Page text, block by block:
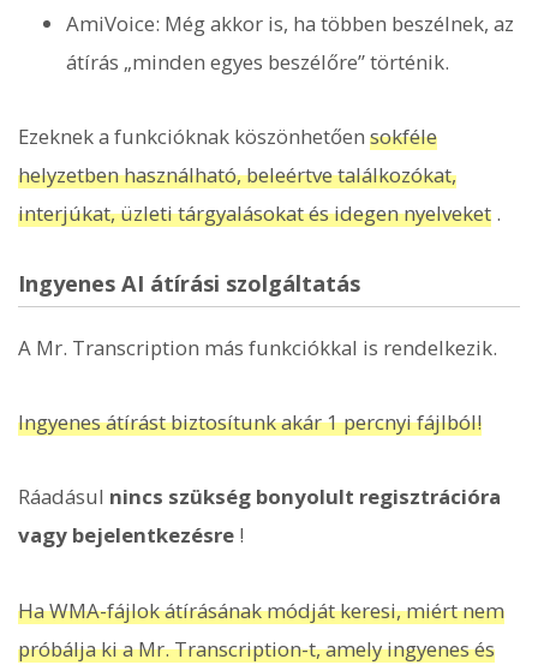
AmiVoice: Még akkor is, ha többen beszélnek, az
átírás „minden egyes beszélőre” történik.
Ezeknek a funkcióknak köszönhetően sokféle
helyzetben használható, beleértve találkozókat,
interjúkat, üzleti tárgyalásokat és idegen nyelveket .
Ingyenes AI átírási szolgáltatás
A Mr. Transcription más funkciókkal is rendelkezik.
Ingyenes átírást biztosítunk akár 1 percnyi fájlból!
Ráadásul nincs szükség bonyolult regisztrációra
vagy bejelentkezésre !
Ha WMA-fájlok átírásának módját keresi, miért nem
próbálja ki a Mr. Transcription-t, amely ingyenes és